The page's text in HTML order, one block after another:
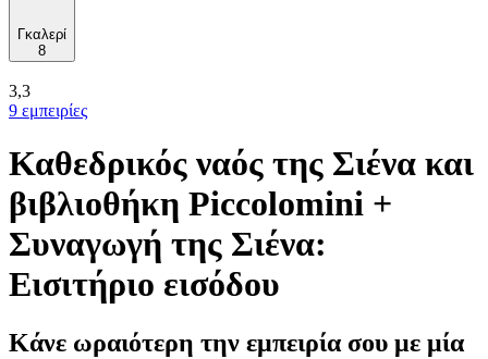
Γκαλερί
8
3,3
9 εμπειρίες
Καθεδρικός ναός της Σιένα και
βιβλιοθήκη Piccolomini +
Συναγωγή της Σιένα:
Εισιτήριο εισόδου
Κάνε ωραιότερη την εμπειρία σου με μία